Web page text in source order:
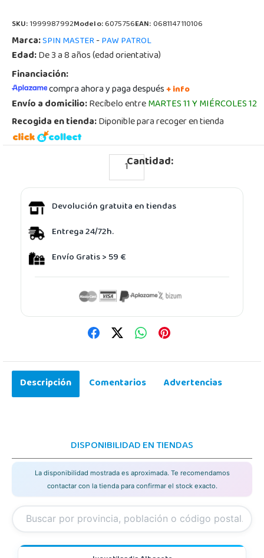
SKU:1999987992Modelo:6075756EAN:0681147110106
Marca:SPIN MASTER-PAW PATROL
Edad:De 3 a 8 años (edad orientativa)
Financiación:
compra ahora y paga después+ info
Envío a domicilio:Recíbelo entreMARTES 11 Y MIÉRCOLES 12
Recogida en tienda:Diponible para recoger en tienda
Cantidad:
Devolución gratuita en tiendas
Entrega 24/72h.
Envío Gratis > 59 €
Descripción Comentarios Advertencias
DISPONIBILIDAD EN TIENDAS
La disponibilidad mostrada es aproximada. Te recomendamos
contactar con la tienda para confirmar el stock exacto.